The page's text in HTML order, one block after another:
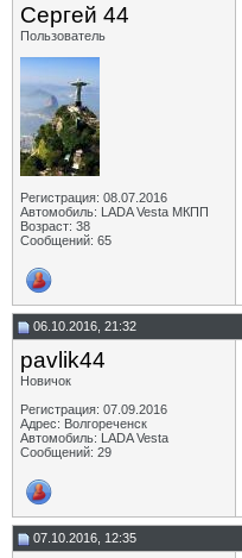
Сергей 44
Пользователь
Регистрация: 08.07.2016
Автомобиль: LADA Vesta МКПП
Возраст: 38
Сообщений: 65
06.10.2016, 21:32
pavlik44
Новичок
Регистрация: 07.09.2016
Адрес: Волгореченск
Автомобиль: LADA Vesta
Сообщений: 29
07.10.2016, 12:35